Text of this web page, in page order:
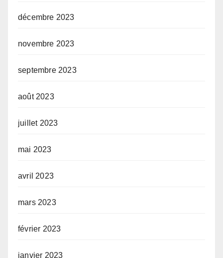
décembre 2023
novembre 2023
septembre 2023
août 2023
juillet 2023
mai 2023
avril 2023
mars 2023
février 2023
janvier 2023